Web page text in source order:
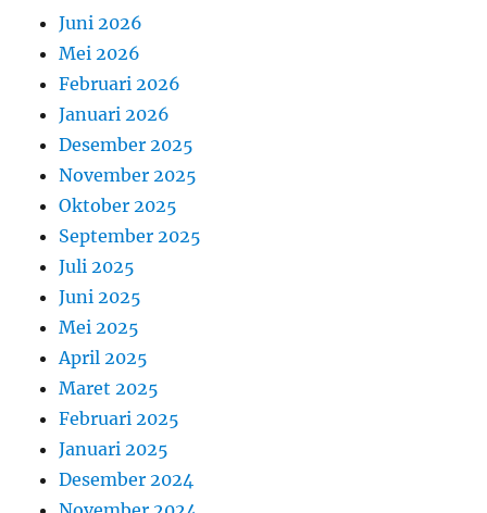
Juni 2026
Mei 2026
Februari 2026
Januari 2026
Desember 2025
November 2025
Oktober 2025
September 2025
Juli 2025
Juni 2025
Mei 2025
April 2025
Maret 2025
Februari 2025
Januari 2025
Desember 2024